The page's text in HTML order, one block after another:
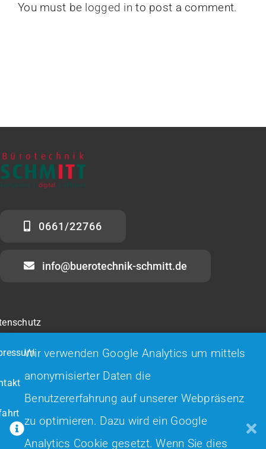
You must be logged in to post a comment.
0661/22766
info@buerotechnik-schmitt.de
Wir verwenden Google Analytics um mittels
anonymisierter Daten die
Benutzererfahrung auf unserer Webpräsenz
zu optimieren. Dazu wird ein Google
Analytics Cookie gesetzt. Wenn Sie dies